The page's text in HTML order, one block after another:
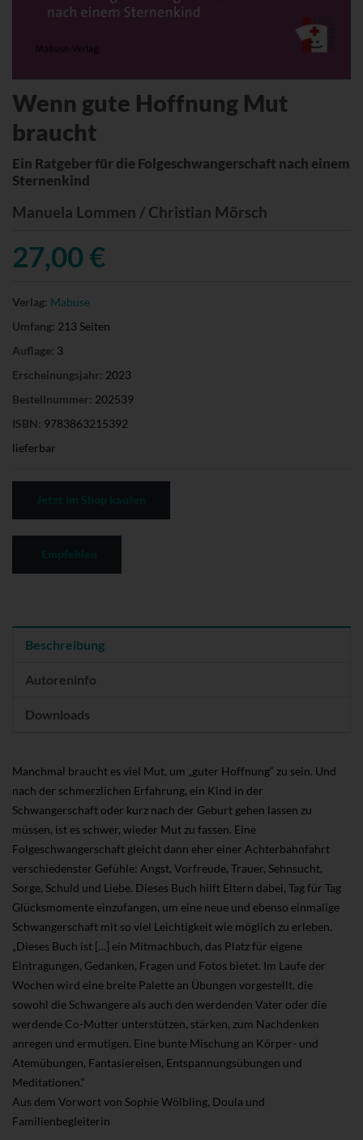
Wenn gute Hoffnung Mut
braucht
Ein Ratgeber für die Folgeschwangerschaft nach einem
Sternenkind
Manuela Lommen / Christian Mörsch
27,00 €
Verlag: Mabuse
Umfang: 213 Seiten
Auflage: 3
Erscheinungsjahr: 2023
Bestellnummer: 202539
ISBN: 9783863215392
lieferbar
Beschreibung
Autoreninfo
Downloads
Manchmal braucht es viel Mut, um „guter Hoffnung“ zu sein. Und
nach der schmerzlichen Erfahrung, ein Kind in der
Schwangerschaft oder kurz nach der Geburt gehen lassen zu
müssen, ist es schwer, wieder Mut zu fassen. Eine
Folgeschwangerschaft gleicht dann eher einer Achterbahnfahrt
verschiedenster Gefühle: Angst, Vorfreude, Trauer, Sehnsucht,
Sorge, Schuld und Liebe. Dieses Buch hilft Eltern dabei, Tag für Tag
Glücksmomente einzufangen, um eine neue und ebenso einmalige
Schwangerschaft mit so viel Leichtigkeit wie möglich zu erleben.
„Dieses Buch ist […] ein Mitmachbuch, das Platz für eigene
Eintragungen, Gedanken, Fragen und Fotos bietet. Im Laufe der
Wochen wird eine breite Palette an Übungen vorgestellt, die
sowohl die Schwangere als auch den werdenden Vater oder die
werdende Co-Mutter unterstützen, stärken, zum Nachdenken
anregen und ermutigen. Eine bunte Mischung an Körper- und
Atemübungen, Fantasiereisen, Entspannungsübungen und
Meditationen.“
Aus dem Vorwort von Sophie Wölbling, Doula und
Familienbegleiterin